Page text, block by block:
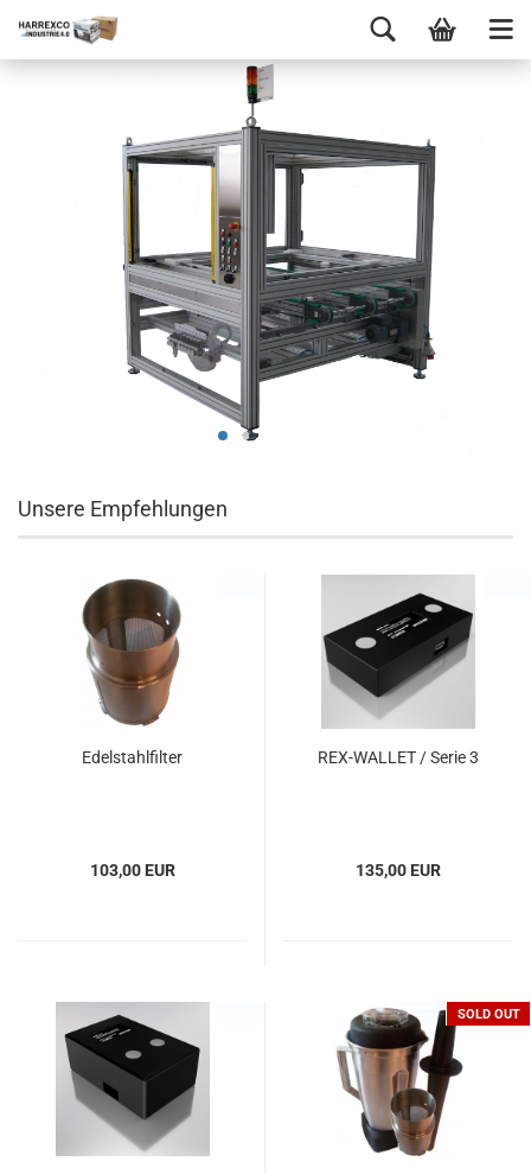
Unsere Empfehlungen
Edelstahlfilter
103,00 EUR
REX-WALLET / Serie 3
135,00 EUR
TOP SOLD OUT